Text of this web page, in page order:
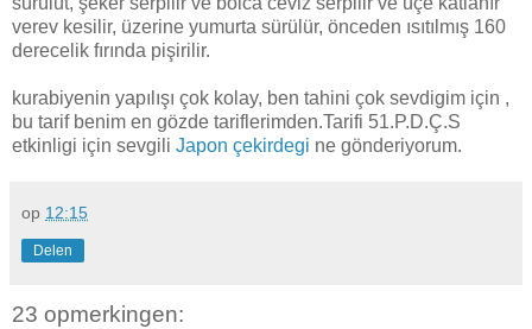
verev kesilir, üzerine yumurta sürülür, önceden ısıtılmış 160
derecelik fırında pişirilir.
kurabiyenin yapılışı çok kolay, ben tahini çok sevdigim için ,
bu tarif benim en gözde tariflerimden.Tarifi 51.P.D.Ç.S
etkinligi için sevgili Japon çekirdegi ne gönderiyorum.
op 12:15
Delen
23 opmerkingen: